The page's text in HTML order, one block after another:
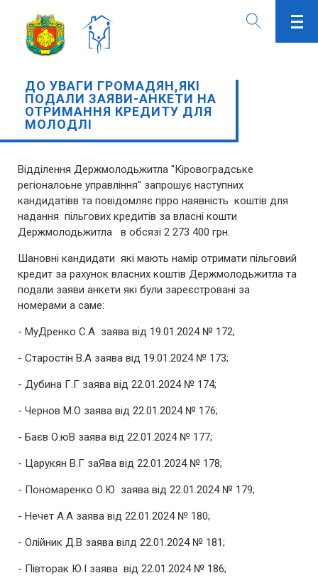
ДО УВАГИ ГРОМАДЯН,ЯКІ
ПОДАЛИ ЗАЯВИ-АНКЕТИ НА
ОТРИМАННЯ КРЕДИТУ ДЛЯ
МОЛОДЛІ
Відділення Держмолодьжитла "Кіровоградське
регіоналоьне управління" запрошує наступних
кандидатівв та повідомляє прро наявність коштів для
надання пільгових кредитів за власні кошти
Держмолодьжитла в обсязі 2 273 400 грн.
Шановні кандидати які мають намір отримати пільговий
кредит за рахунок власних коштів Держмолодьжитла та
подали заяви анкети які були зареєстровані за
номерами а саме:
- МуДренко С.А заява від 19.01.2024 № 172;
- Старостін В.А заява від 19.01.2024 № 173;
- Дубина Г.Г заява від 22.01.2024 № 174;
- Чернов М.О заява від 22.01.2024 № 176;
- Баєв О.юВ заява від 22.01.2024 № 177;
- Царукян В.Г заЯва від 22.01.2024 № 178;
- Пономаренко О.Ю заява від 22.01.2024 № 179;
- Нечет А.А заява від 22.01.2024 № 180;
- Олійник Д.В заява вілд 22.01.2024 № 181;
- Півторак Ю.І заява від 22.01.2024 № 186;